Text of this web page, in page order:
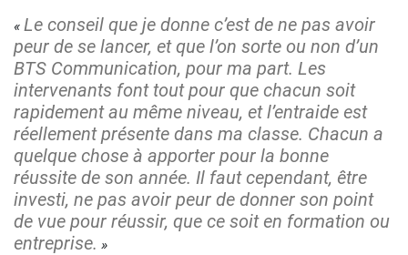
Le conseil que je donne c’est de ne pas avoir
peur de se lancer, et que l’on sorte ou non d’un
BTS Communication, pour ma part. Les
intervenants font tout pour que chacun soit
rapidement au même niveau, et l’entraide est
réellement présente dans ma classe. Chacun a
quelque chose à apporter pour la bonne
réussite de son année. Il faut cependant, être
investi, ne pas avoir peur de donner son point
de vue pour réussir, que ce soit en formation ou
entreprise.